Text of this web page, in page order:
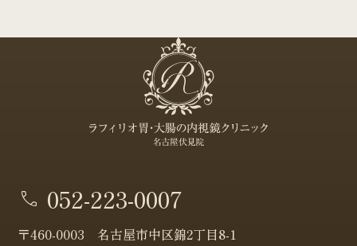
052-223-0007
〒460-0003 名古屋市中区錦2丁目8-1